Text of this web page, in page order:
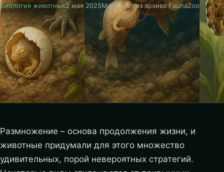
Биология животных2 мая 2025Материал из архива FaunaZoo
Размножение – основа продолжения жизни, и
животные придумали для этого множество
удивительных, порой невероятных стратегий.